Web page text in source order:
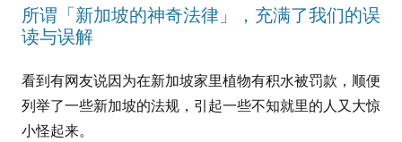
所谓「新加坡的神奇法律」，充满了我们的误
读与误解
看到有网友说因为在新加坡家里植物有积水被罚款，顺便
列举了一些新加坡的法规，引起一些不知就里的人又大惊
小怪起来。